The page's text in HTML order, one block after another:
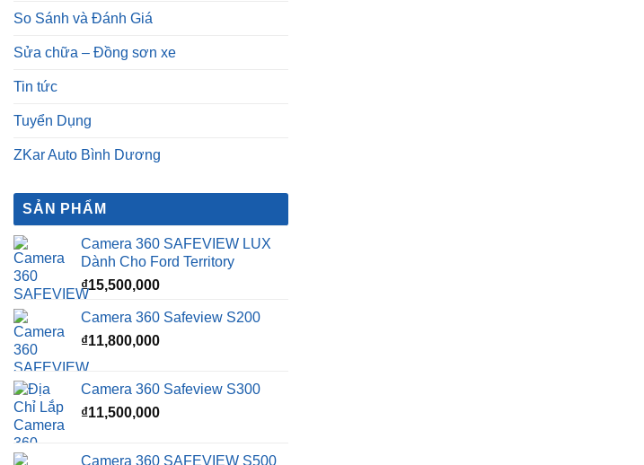
So Sánh và Đánh Giá
Sửa chữa – Đồng sơn xe
Tin tức
Tuyển Dụng
ZKar Auto Bình Dương
SẢN PHẨM
Camera 360 SAFEVIEW LUX
Dành Cho Ford Territory
₫15,500,000
Camera 360 Safeview S200
₫11,800,000
Camera 360 Safeview S300
₫11,500,000
Camera 360 SAFEVIEW S500